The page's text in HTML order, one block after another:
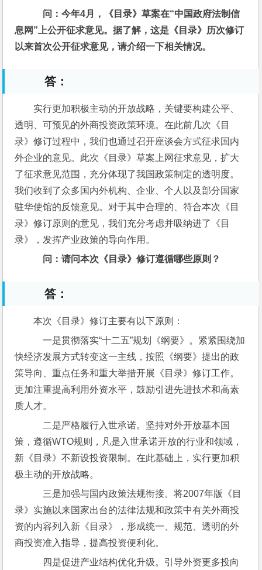
问：今年4月，《目录》草案在“中国政府法制信
息网”上公开征求意见。据了解，这是《目录》历次修订
以来首次公开征求意见，请介绍一下相关情况。
答：
实行更加积极主动的开放战略，关键要构建公平、
透明、可预见的外商投资政策环境。在此前几次《目
录》修订过程中，我们也通过召开座谈会方式征求国内
外企业的意见。此次《目录》草案上网征求意见，扩大
了征求意见范围，充分体现了我国政策制定的透明度。
我们收到了众多国内外机构、企业、个人以及部分国家
驻华使馆的反馈意见。对于其中合理的、符合本次《目
录》修订原则的意见，我们充分考虑并吸纳进了《目
录》，发挥产业政策的导向作用。
问：请问本次《目录》修订遵循哪些原则？
答：
本次《目录》修订主要有以下原则：
一是贯彻落实“十二五”规划《纲要》。紧紧围绕加
快经济发展方式转变这一主线，按照《纲要》提出的政
策导向、重点任务和重大举措开展《目录》修订工作。
更加注重提高利用外资水平，鼓励引进先进技术和高素
质人才。
二是严格履行入世承诺。坚持对外开放基本国
策，遵循WTO规则，凡是入世承诺开放的行业和领域，
新《目录》不新设投资限制。在此基础上，实行更加积
极主动的开放战略。
三是加强与国内政策法规衔接。将2007年版《目
录》实施以来国家出台的法律法规和政策中有关外商投
资的内容列入新《目录》，形成统一、规范、透明的外
商投资准入指导，提高投资便利化。
四是促进产业结构优化升级。引导外资更多投向